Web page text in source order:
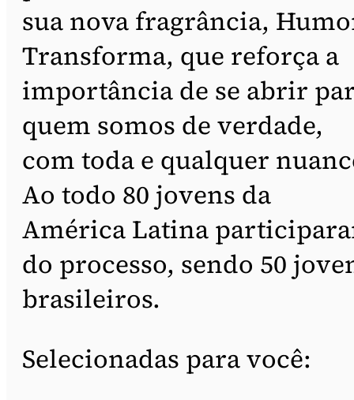
sua nova fragrância,
Transforma, que reforça a
importância de se abrir
quem somos de verdade,
com toda e qualquer
Ao todo 80 jovens da
América Latina
do processo, sendo 50
brasileiros.
Selecionadas para você: